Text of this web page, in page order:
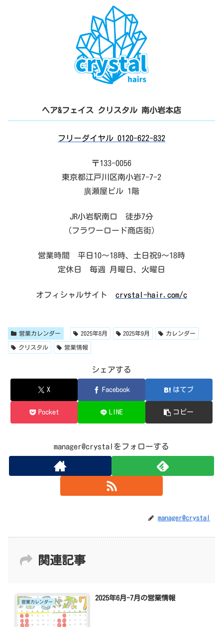
ヘア&フェイス クリスタル 南小岩本店
フリーダイヤル 0120-622-832
〒133-0056
東京都江戸川区南小岩7-7-2
廣瀬屋ビル 1階
JR小岩駅南口 徒歩7分
（フラワーロード商店街）
営業時間 平日10～18時、土日祝9～18時
定休日 毎週 月曜日、火曜日
オフィシャルサイト crystal-hair.com/c
営業カレンダー 2025年8月 2025年9月 カレンダー
クリスタル 営業情報
シェアする
X Facebook はてブ
Pocket LINE コピー
manager@crystalをフォローする
manager@crystal
関連記事
営業カレンダー
2025年6月-7月の営業情報